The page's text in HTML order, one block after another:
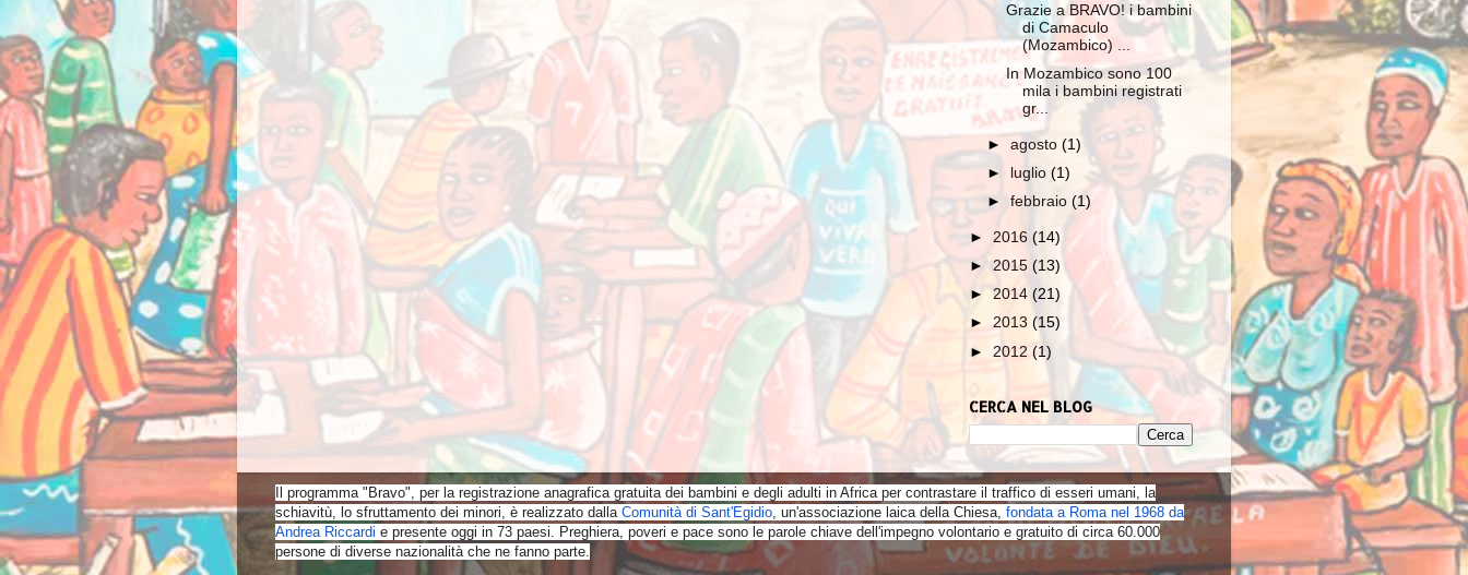
Grazie a BRAVO! i bambini
di Camaculo
(Mozambico) ...
In Mozambico sono 100
mila i bambini registrati
gr...
►agosto(1)
►
luglio(1)
►febbraio(1)
► 2016 (14)
► 2015 (13)
► 2014 (21)
► 2013 (15)
► 2012 (1)
CERCA NEL BLOG
Il programma "Bravo", per la registrazione anagrafica gratuita dei bambini e degli adulti in Africa per contrastare il traffico di esseri umani, la
schiavitù, lo sfruttamento dei minori, è realizzato dalla Comunità di Sant'Egidio , un'associazione laica della Chiesa, fondata a Roma nel 1968 da
Andrea Riccardi e presente oggi in 73 paesi. Preghiera, poveri e pace sono le parole chiave dell'impegno volontario e gratuito di circa 60.000
persone di diverse nazionalità che ne fanno parte.